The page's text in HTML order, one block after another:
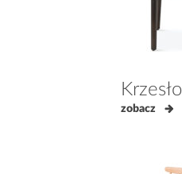
Krzesło
zobacz